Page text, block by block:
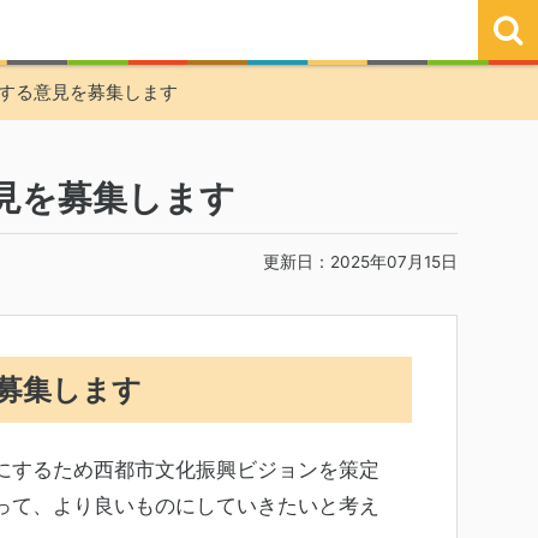
る意見を募集します
を募集します
更新日：2025年07月15日
集します
るため西都市文化振興ビジョンを策定
、より良いものにしていきたいと考え